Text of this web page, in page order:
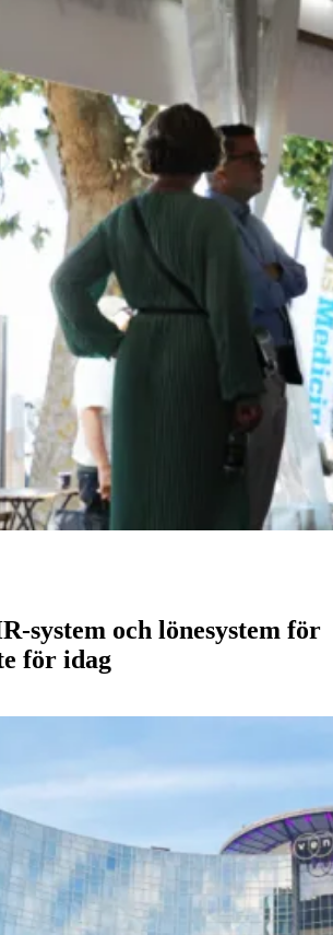
system och lönesystem för
för idag